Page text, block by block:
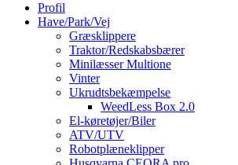
Profil
Have/Park/Vej
Græsklippere
Traktor/Redskabsbærer
Minilæsser Multione
Vinter
Ukrudtsbekæmpelse
WeedLess Box 2.0
El-køretøjer/Biler
ATV/UTV
Robotplæneklipper